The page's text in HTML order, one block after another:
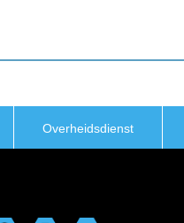
Overheidsdienst